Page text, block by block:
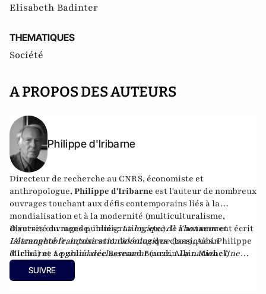
Elisabeth Badinter
THEMATIQUES
Société
A PROPOS DES AUTEURS
Philippe d'Iribarne
Directeur de recherche au CNRS, économiste et
anthropologue, Philippe d'Iribarne est l'auteur de nombreux
ouvrages touchant aux défis contemporains liés à la
mondialisation et à la modernité (multiculturalisme,
diversité du monde, immigration, etc.). Il a notamment écrit
Islamophobie, intoxication idéologique(2019, Albin
Michel) et Le grand déclassement(2022, Albin Michel)
ou
L'islam devant la démocratie
D'autres ouvrages publiés :La logique de l'honneuret
L'étrangeté françaisesont devenus des classiques. Philippe
d'Iribarne a publié avec Bernard BourdinLa nation : Une
ressource d'avenir
SUIVRE